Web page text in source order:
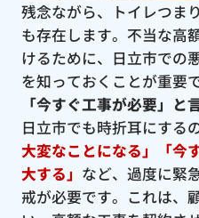
残念ながら、トイレつま
も存在します。不当な高
けるために、日立市での
を知っておくことが重要で
「今すぐ工事が必要」と
日立市でも時折耳にする
大変なことになる」「今
大する」 など、過度に緊
戒が必要です。これは、